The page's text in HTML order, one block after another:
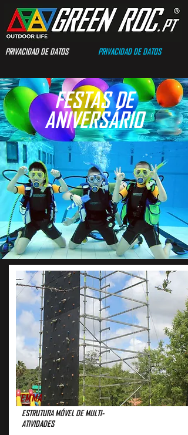
PRIVACIDAD DE DATOS PRIVACIDAD DE DATOS
FESTAS DE
ANIVERSÁRIO
EMMA
ESTRUTURA MÓVEL DE MULTI-
ATIVIDADES